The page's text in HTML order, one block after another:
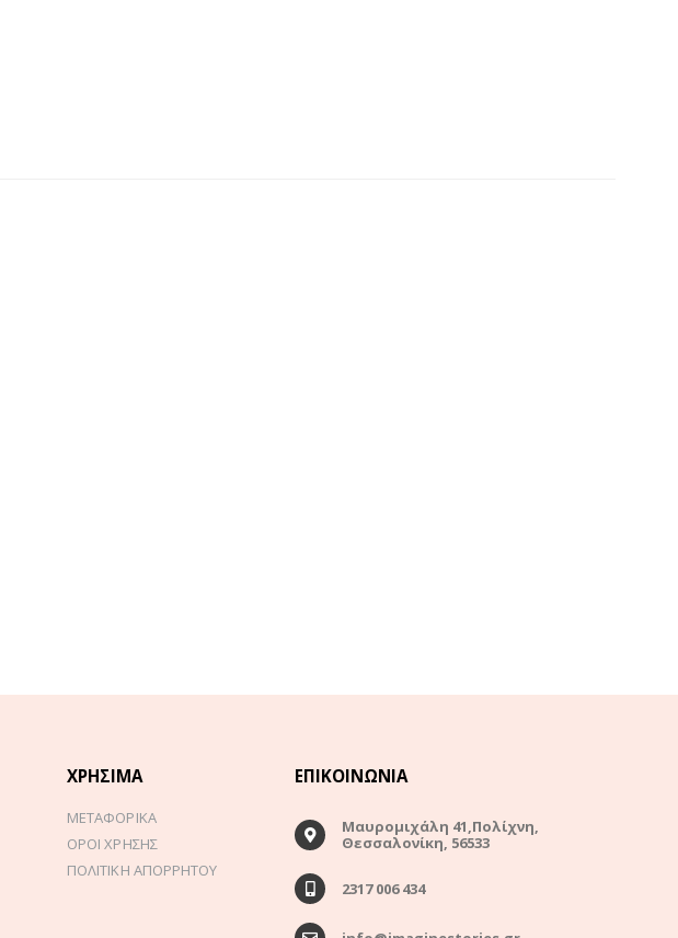
ΧΡΉΣΙΜΑ
ΜΕΤΑΦΟΡΙΚΑ
ΟΡΟΙ ΧΡΗΣΗΣ
ΠΟΛΙΤΙΚΗ ΑΠΟΡΡΗΤΟΥ
ΕΠΙΚΟΙΝΩΝΊΑ
Μαυρομιχάλη 41,Πολίχνη,
Θεσσαλονίκη, 56533
2317 006 434